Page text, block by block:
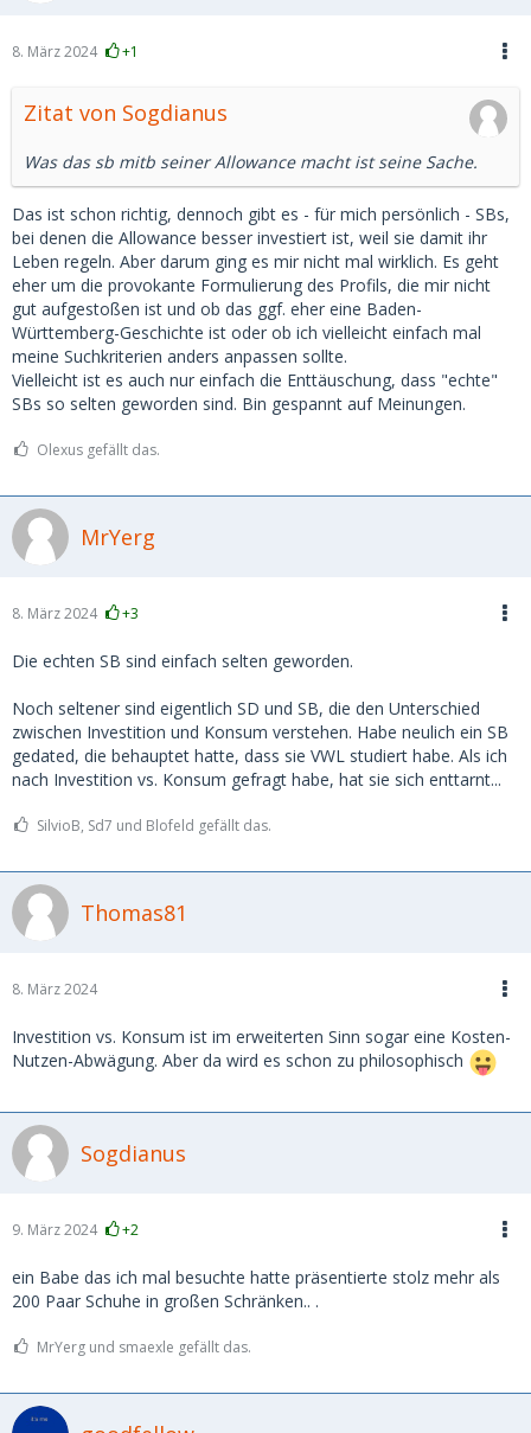
8. März 2024 +1
Zitat von Sogdianus
Was das sb mitb seiner Allowance macht ist seine Sache.
Das ist schon richtig, dennoch gibt es - für mich persönlich - SBs,
bei denen die Allowance besser investiert ist, weil sie damit ihr
Leben regeln. Aber darum ging es mir nicht mal wirklich. Es geht
eher um die provokante Formulierung des Profils, die mir nicht
gut aufgestoßen ist und ob das ggf. eher eine Baden-
Württemberg-Geschichte ist oder ob ich vielleicht einfach mal
meine Suchkriterien anders anpassen sollte.
Vielleicht ist es auch nur einfach die Enttäuschung, dass "echte"
SBs so selten geworden sind. Bin gespannt auf Meinungen.
Olexus gefällt das.
MrYerg
8. März 2024 +3
Die echten SB sind einfach selten geworden.
Noch seltener sind eigentlich SD und SB, die den Unterschied
zwischen Investition und Konsum verstehen. Habe neulich ein SB
gedated, die behauptet hatte, dass sie VWL studiert habe. Als ich
nach Investition vs. Konsum gefragt habe, hat sie sich enttarnt...
SilvioB, Sd7 und Blofeld gefällt das.
Thomas81
8. März 2024
Investition vs. Konsum ist im erweiterten Sinn sogar eine Kosten-
Nutzen-Abwägung. Aber da wird es schon zu philosophisch
Sogdianus
9. März 2024 +2
ein Babe das ich mal besuchte hatte präsentierte stolz mehr als
200 Paar Schuhe in großen Schränken.. .
MrYerg und smaexle gefällt das.